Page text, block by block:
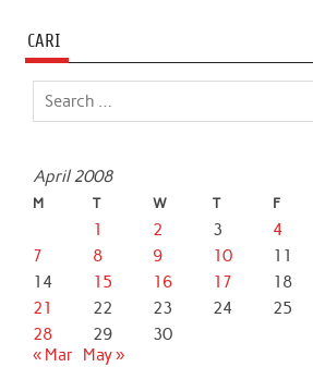
CARI
April 2008
M T W T F
1 2 3 4
7
8 9 10 11
14
15 16 17 18
21
22 23 24 25
28
29
30
« Mar
May »